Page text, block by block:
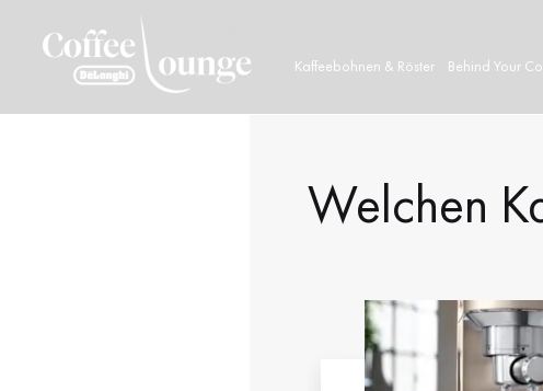
Kaffeebohnen & Röster Behind Your
Welchen